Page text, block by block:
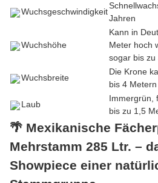
Wuchsgeschwindigkeit
Jahren
Wuchshöhe
Kann in
Meter hoch
sogar bis
Wuchsbreite
Die Krone
bis 4
Laub
Immergrün,
bis zu 1,5
🌴 Mexikanische
Mehrstamm 285 Ltr. –
Showpiece einer